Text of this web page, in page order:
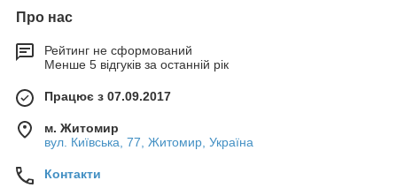
Про нас
Рейтинг не сформований
Менше 5 відгуків за останній рік
Працює з 07.09.2017
м. Житомир
вул. Київська, 77, Житомир, Україна
Контакти